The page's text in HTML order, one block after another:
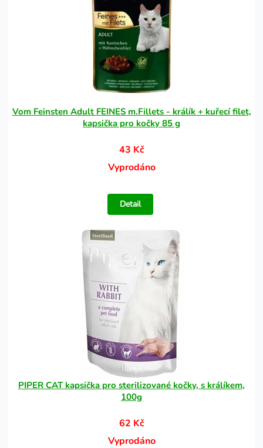
Vom Feinsten Adult FEINES m.Fillets - králík + kuřecí filet,
kapsička pro kočky 85 g
43 Kč
Vyprodáno
Detail
PIPER CAT kapsička pro sterilizované kočky, s králíkem,
100g
62 Kč
Vyprodáno